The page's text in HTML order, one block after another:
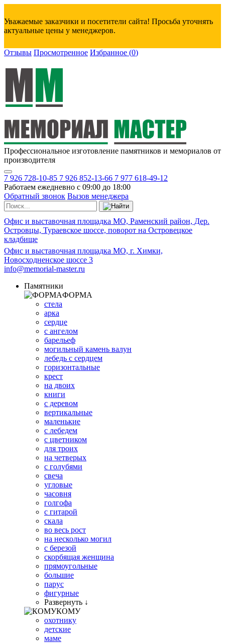
Уважаемые заказчики и посетители сайта! Просьба уточнять
актуальные цены у менеджеров.
Отзывы Просмотренное Избранное (0)
Профессиональное изготовление памятников и мемориалов от
производителя
7 926 728-10-85 7 926 852-13-66 7 977 618-49-12
Работаем ежедневно с 09:00 до 18:00
Обратный звонок Вызов менеджера
Офис и выставочная площадка МО, Раменский район, Дер.
Островцы, Тураевское шоссе, поворот на Островецкое
кладбище
Офис и выставочная площадка МО, г. Химки,
Новосходненское шоссе 3
info@memorial-master.ru
Памятники
ФОРМА
стела
арка
сердце
с ангелом
барельеф
могильный камень валун
лебедь с сердцем
горизонтальные
крест
на двоих
книги
с деревом
вертикальные
маленькие
с лебедем
с цветником
для троих
на четверых
с голубями
свеча
угловые
часовня
голгофа
с гитарой
скала
во весь рост
на несколько могил
с березой
скорбящая женщина
прямоугольные
большие
парус
фигурные
Развернуть ↓
КОМУ
охотнику
детские
маме